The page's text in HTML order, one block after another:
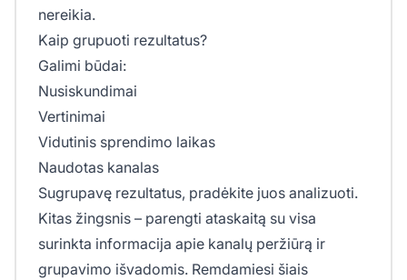
nereikia.
Kaip grupuoti rezultatus?
Galimi būdai:
Nusiskundimai
Vertinimai
Vidutinis sprendimo laikas
Naudotas kanalas
Sugrupavę rezultatus, pradėkite juos analizuoti.
Kitas žingsnis – parengti ataskaitą su visa
surinkta informacija apie kanalų peržiūrą ir
grupavimo išvadomis. Remdamiesi šiais